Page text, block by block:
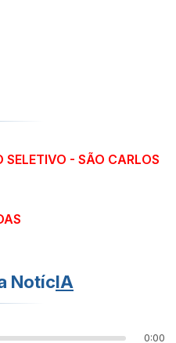
SELETIVO - SÃO CARLOS
NotícIA
0:00